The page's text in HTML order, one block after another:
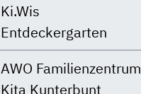
Ki.Wis
Entdeckergarten
AWO Familienzentrum
Kita Kunterbunt